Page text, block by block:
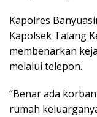
Kapolres
Kapolsek Talang
membenarkan
melalui telepon.
“Benar ada
rumah